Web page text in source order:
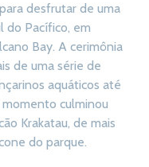
desfrutar de uma
do Pacífico, em
Bay. A cerimônia
de uma série de
aquáticos até
momento culminou
Krakatau, de mais
do parque.